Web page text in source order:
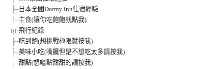
日本全國Dormy inn住宿經驗
主食(讓你吃飽飽就點我)
飛行紀錄
吃到飽(想挑戰極限就按我)
美味小吃(嘴饞但是不想吃太多請按我)
甜點(想嚐點甜甜的請按我)